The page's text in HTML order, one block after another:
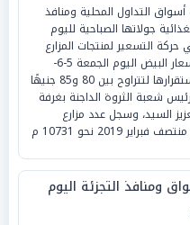
التداول المحلية ومنافذ
جولاتها الصباحية لليوم
التسعير لمنتجات المزارع
الكبرى؛ حيث حافظت أسعار البيض اليوم الجمعة 5-6-
2026 في مصر على استقرارها لتتراوح بين 80 و85 جنيهًا
شعبة الثروة الداجنة بغرفة
السيد، وسجل عدد مزارع
2019 نحو 10731 م
ومنافذ التجزئة اليوم